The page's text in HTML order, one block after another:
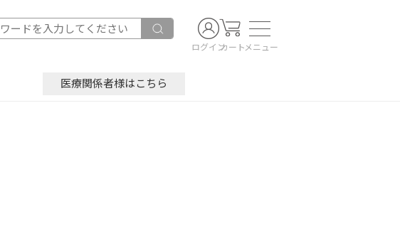
ログインカートメニュー
医療関係者様はこちら